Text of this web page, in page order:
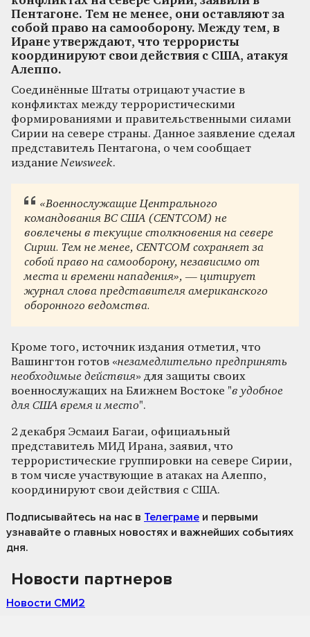
Пентагоне. Тем не менее, они оставляют за
собой право на самооборону. Между тем, в
Иране утверждают, что террористы
координируют свои действия с США, атакуя
Алеппо.
Соединённые Штаты отрицают участие в
конфликтах между террористическими
формированиями и правительственными силами
Сирии на севере страны. Данное заявление сделал
представитель Пентагона, о чем сообщает
изданиеNewsweek.
«Военнослужащие Центрального
командования ВС США (CENTCOM) не
вовлечены в текущие столкновения на севере
Сирии. Тем не менее, CENTCOM сохраняет за
собой право на самооборону, независимо от
места и времени нападения», — цитирует
журнал слова представителя американского
оборонного ведомства.
Кроме того, источник издания отметил, что
Вашингтон готов «незамедлительно предпринять
необходимые действия» для защиты своих
военнослужащих на Ближнем Востоке "в удобное
для США время и место".
2 декабря Эсмаил Багаи, официальный
представитель МИД Ирана, заявил, что
террористические группировки на севере Сирии,
в том числе участвующие в атаках на Алеппо,
координируют свои действия с США.
Подписывайтесь на нас в Телеграме и первыми
узнавайте о главных новостях и важнейших событиях
дня.
Новости партнеров
Новости СМИ2